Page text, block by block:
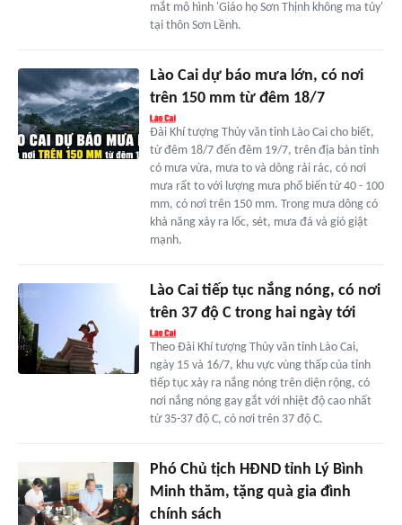
mắt mô hình 'Giáo họ Sơn Thịnh không ma túy'
tại thôn Sơn Lềnh.
Lào Cai dự báo mưa lớn, có nơi
trên 150 mm từ đêm 18/7
Đài Khí tượng Thủy văn tỉnh Lào Cai cho biết,
từ đêm 18/7 đến đêm 19/7, trên địa bàn tỉnh
có mưa vừa, mưa to và dông rải rác, có nơi
mưa rất to với lượng mưa phổ biến từ 40 - 100
mm, có nơi trên 150 mm. Trong mưa dông có
khả năng xảy ra lốc, sét, mưa đá và gió giật
mạnh.
Lào Cai tiếp tục nắng nóng, có nơi
trên 37 độ C trong hai ngày tới
Theo Đài Khí tượng Thủy văn tỉnh Lào Cai,
ngày 15 và 16/7, khu vực vùng thấp của tỉnh
tiếp tục xảy ra nắng nóng trên diện rộng, có
nơi nắng nóng gay gắt với nhiệt độ cao nhất
từ 35-37 độ C, có nơi trên 37 độ C.
Phó Chủ tịch HĐND tỉnh Lý Bình
Minh thăm, tặng quà gia đình
chính sách